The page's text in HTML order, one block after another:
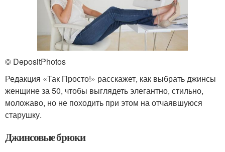
© DepositPhotos
Редакция «Так Просто!» расскажет, как выбрать джинсы
женщине за 50, чтобы выглядеть элегантно, стильно,
моложаво, но не походить при этом на отчаявшуюся
старушку.
Джинсовые брюки